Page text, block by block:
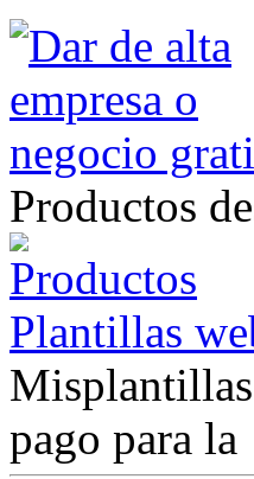
Productos
Plantillas
pago para la